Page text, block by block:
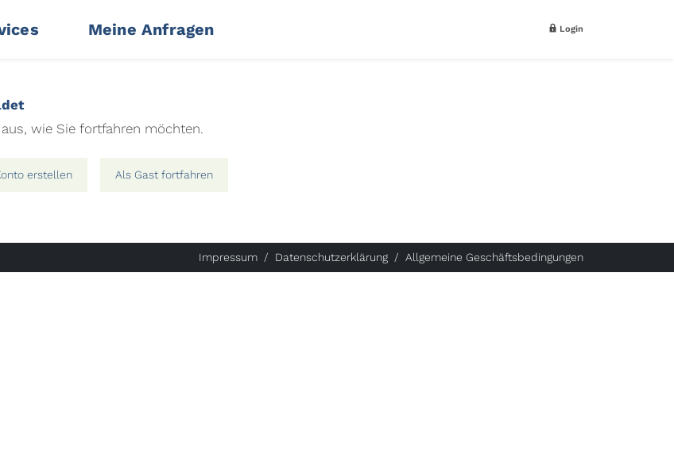
Meine Anfragen Login
wie Sie fortfahren möchten.
erstellen Als Gast fortfahren
Impressum Datenschutzerklärung Allgemeine Geschäftsbedingungen